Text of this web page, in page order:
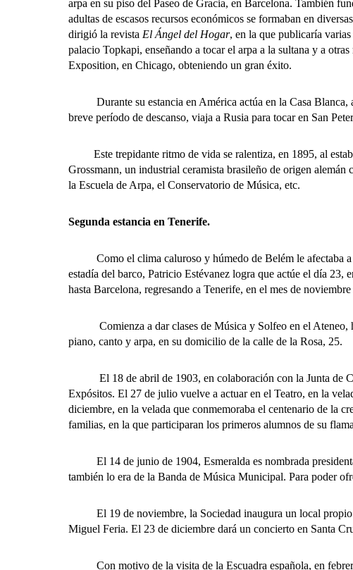
arpa en su piso del Paseo de Gracia, en Barcelona. También
adultas de escasos recursos económicos se formaban en
dirigió la revista El Ángel del Hogar, en la que publicaría
palacio Topkapi, enseñando a tocar el arpa a la sultana y a
Exposition, en Chicago, obteniendo un gran éxito.
Durante su estancia en América actúa en la Casa Blanca,
breve período de descanso, viaja a Rusia para tocar en San
Este trepidante ritmo de vida se ralentiza, en 1895, al
Grossmann, un industrial ceramista brasileño de origen
la Escuela de Arpa, el Conservatorio de Música, etc.
Segunda estancia en Tenerife.
Como el clima caluroso y húmedo de Belém le afectaba a
estadía del barco, Patricio Estévanez logra que actúe el día 23,
hasta Barcelona, regresando a Tenerife, en el mes de
Comienza a dar clases de Música y Solfeo en el Ateneo,
piano, canto y arpa, en su domicilio de la calle de la Rosa, 25.
El 18 de abril de 1903, en colaboración con la Junta de
Expósitos. El 27 de julio vuelve a actuar en el Teatro, en la
diciembre, en la velada que conmemoraba el centenario de la
familias, en la que participaran los primeros alumnos de su
El 14 de junio de 1904, Esmeralda es nombrada presidenta
también lo era de la Banda de Música Municipal. Para poder
El 19 de noviembre, la Sociedad inaugura un local propio
Miguel Feria. El 23 de diciembre dará un concierto en Santa
Con motivo de la visita de la Escuadra española, en